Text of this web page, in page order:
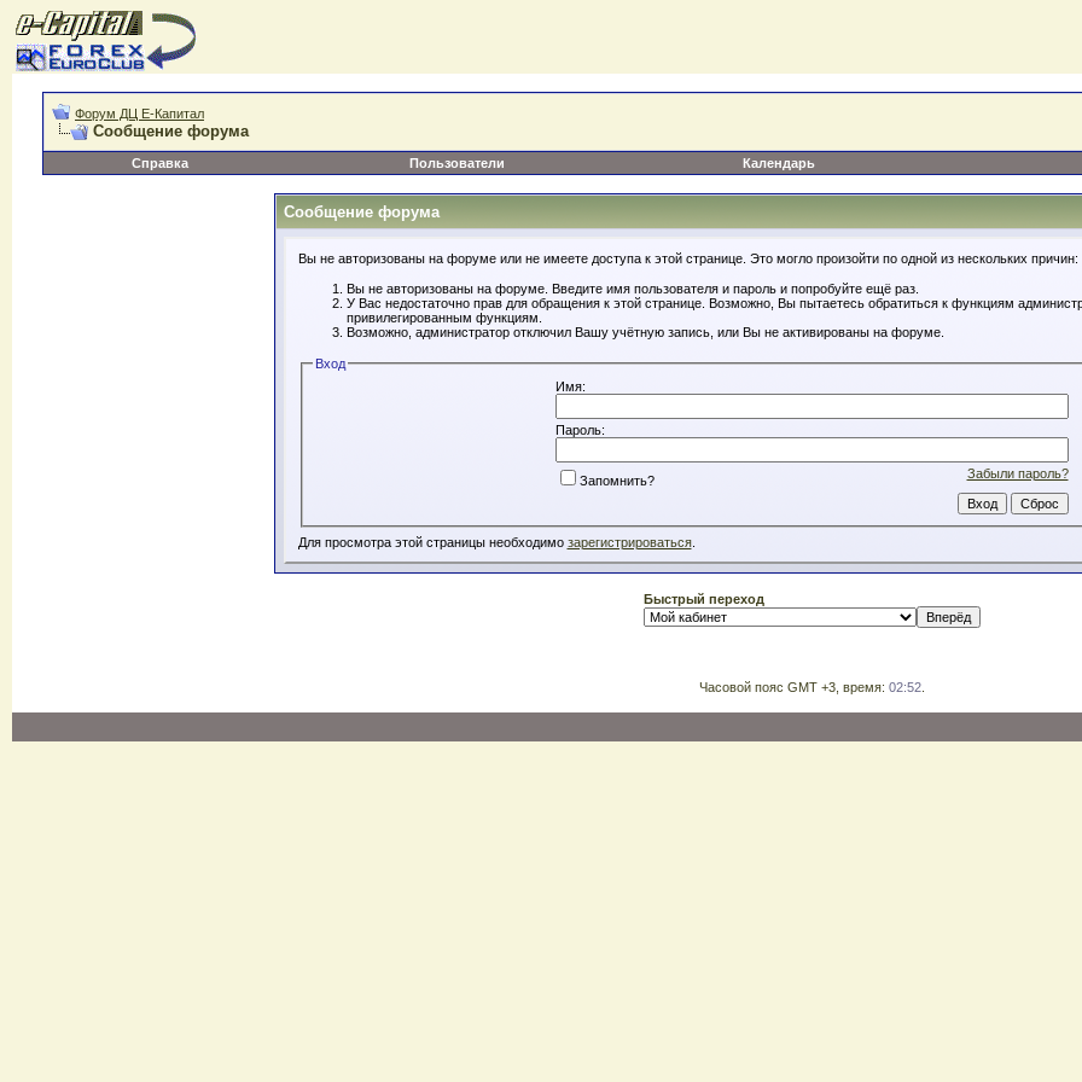
Форум ДЦ Е-Капитал
Сообщение форума
Справка
Пользователи Календарь
Сообщение форума
Вы не авторизованы на форуме или не имеете доступа к этой странице. Это могло произойти по одной из нескольких причин:
Вы не авторизованы на форуме. Введите имя пользователя и пароль и попробуйте ещё раз.
У Вас недостаточно прав для обращения к этой странице. Возможно, Вы пытаетесь обратиться к функциям
привилегированным функциям.
Возможно, администратор отключил Вашу учётную запись, или Вы не активированы на форуме.
Вход
Имя:
Пароль:
Забыли пароль?
Запомнить?
Для просмотра этой страницы необходимо зарегистрироваться.
Быстрый переход
Часовой пояс GMT +3, время: 02:52.